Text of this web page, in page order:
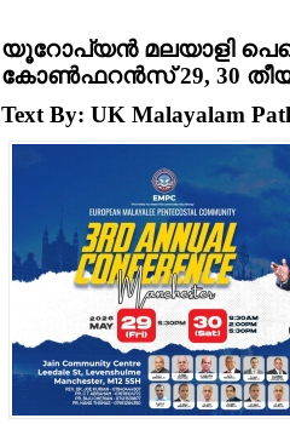
യൂറോപ്യന്‍ മലയാളി
കോണ്‍ഫറന്‍സ് 29, 30
Text By: UK Malayalam